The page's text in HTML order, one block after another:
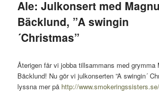
Ale: Julkonsert med
Bäcklund, ”A swingin
´Christmas”
Återigen får vi jobba tillsammans med grymma
Bäcklund! Nu gör vi julkonserten ”A swingin´
lyssna mer på http://